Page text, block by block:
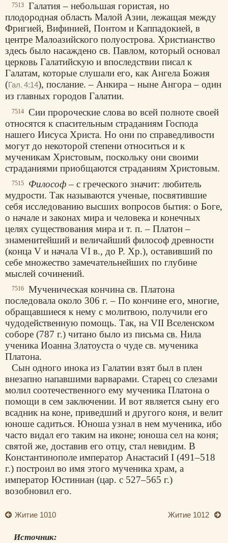
7513
Галатия – небольшая гористая, но
плодородная область Малой Азии, лежащая между
Фригией, Вифинией, Понтом и Каппадокией, в
центре Малоазийского полуострова. Христианство
здесь было насаждено св. Павлом, который основал
церковь Галатийскую и впоследствии писал к
Галатам, которые слушали его, как Ангела Божия
(Гал. 4:14), послание. – Анкира – ныне Ангора – один
из главных городов Галатии.
7514
Сии пророческие слова во всей полноте своей
относятся к спасительным страданиям Господа
нашего Иисуса Христа. Но они по справедливости
могут до некоторой степени относиться и к
мученикам Христовым, поскольку они своими
страданиями приобщаются страданиям Христовым.
7515 Философ– с греческого значит: любитель
мудрости. Так называются ученые, посвятившие
себя исследованию высших вопросов бытия: о Боге,
о начале и законах мира и человека и конечных
целях существования мира и т. п. – Платон –
знаменитейший и величайший философ древности
(конца V и начала VI в., до Р. Хр.), оставивший по
себе множество замечательнейших по глубине
мыслей сочинений.
7516
Мученическая кончина св. Платона
последовала около 306 г. – По кончине его, многие,
обращавшиеся к нему с молитвою, получили его
чудодейственную помощь. Так, на VII Вселенском
соборе (787 г.) читано было из письма св. Нила
ученика Иоанна Златоуста о чуде св. мученика
Платона.
Сын одного инока из Галатии взят был в плен
внезапно напавшими варварами. Старец со слезами
молил соотечественного ему мученика Платона о
помощи в сем заключении. И вот является сыну его
всадник на коне, приведший и другого коня, и велит
юноше садиться. Юноша узнал в нем мученика, ибо
часто видал его таким на иконе; юноша сел на коня;
святой же, доставив его отцу, стал невидим. В
Константинополе император Анастасий I (491–518
г.) построил во имя этого мученика храм, а
император Юстиниан (цар. с 527–565 г.)
возобновил его.
Житие 1010 Житие 1012
Источник: